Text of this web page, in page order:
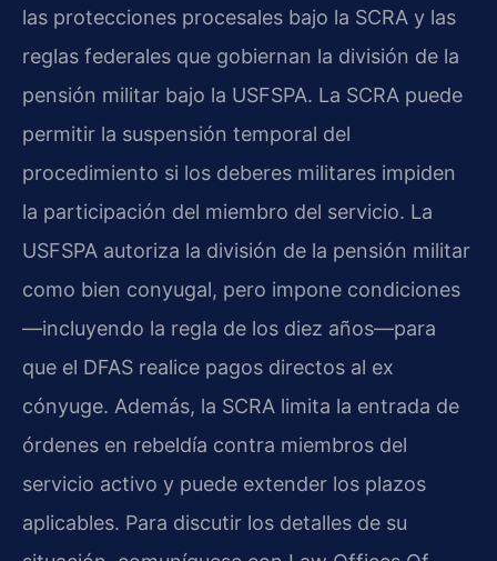
las protecciones procesales bajo la SCRA y las
reglas federales que gobiernan la división de la
pensión militar bajo la USFSPA. La SCRA puede
permitir la suspensión temporal del
procedimiento si los deberes militares impiden
la participación del miembro del servicio. La
USFSPA autoriza la división de la pensión militar
como bien conyugal, pero impone condiciones
—incluyendo la regla de los diez años—para
que el DFAS realice pagos directos al ex
cónyuge. Además, la SCRA limita la entrada de
órdenes en rebeldía contra miembros del
servicio activo y puede extender los plazos
aplicables. Para discutir los detalles de su